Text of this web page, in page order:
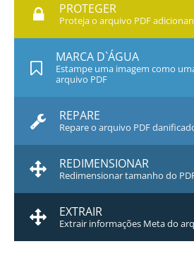
PROTEGER
Proteja o arquivo PDF
MARCA D`ÁGUA
Estampe uma imagem como
arquivo PDF
REPARE
Repare o arquivo PDF
REDIMENSIONAR
Redimensionar tamanho do
EXTRAIR
Extrair informações Meta do